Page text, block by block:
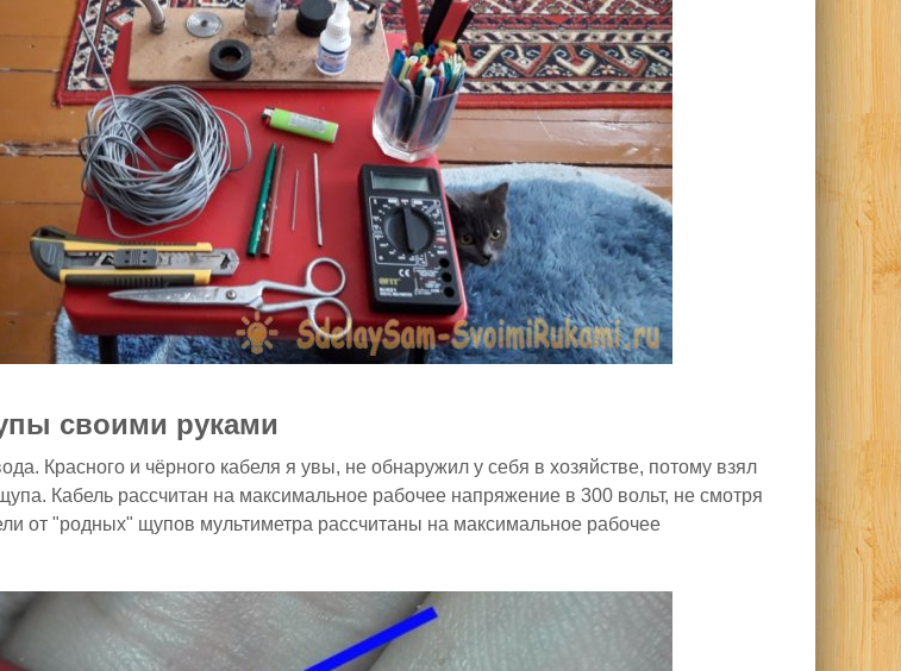
своими руками
Красного и чёрного кабеля я увы, не обнаружил у себя в хозяйстве, потому взял
Кабель рассчитан на максимальное рабочее напряжение в 300 вольт, не смотря
от "родных" щупов мультиметра рассчитаны на максимальное рабочее